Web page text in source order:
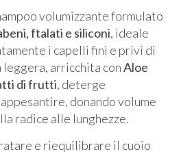
volumizzante formulato
ftalati e siliconi, ideale
i capelli fini e privi di
leggera, arricchita conAloe
di frutti, deterge
donando volume
radice alle lunghezze.
e riequilibrare il cuoio